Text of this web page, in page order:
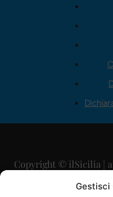
Gestisci
Copyright © ilSicilia |